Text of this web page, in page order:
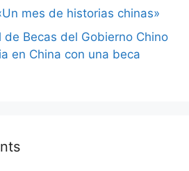
mes de historias chinas»
de Becas del Gobierno Chino
en China con una beca